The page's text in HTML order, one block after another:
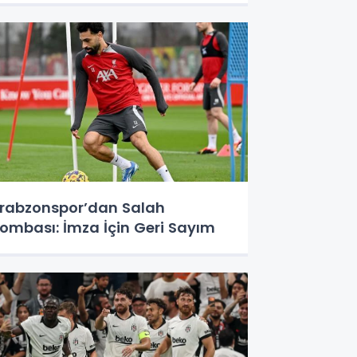
Salah
İmza İçin Geri Sayım